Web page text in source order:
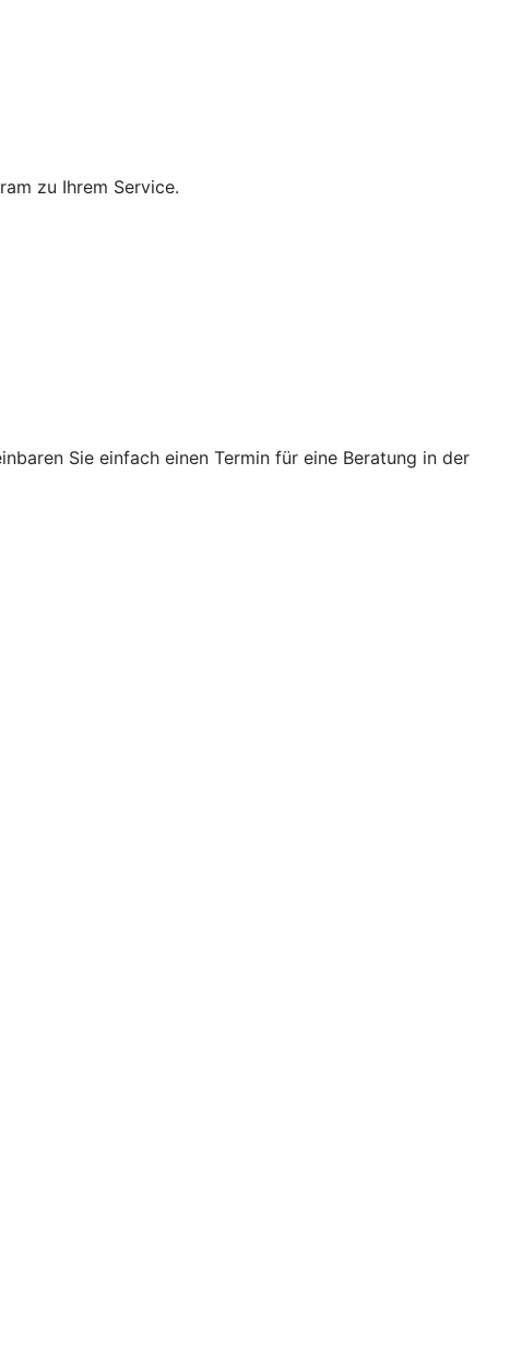
zu Ihrem Service.
Sie einfach einen Termin für eine Beratung in der